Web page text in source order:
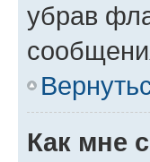
убрав
Как мне